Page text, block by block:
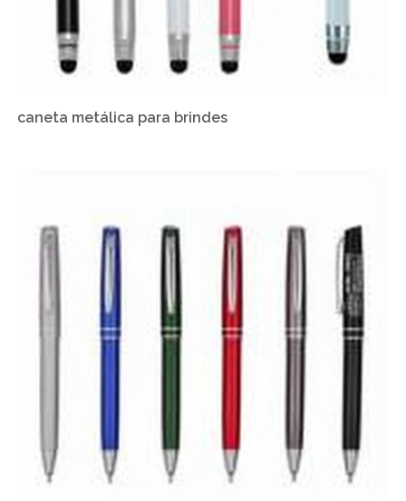
caneta metálica para brindes